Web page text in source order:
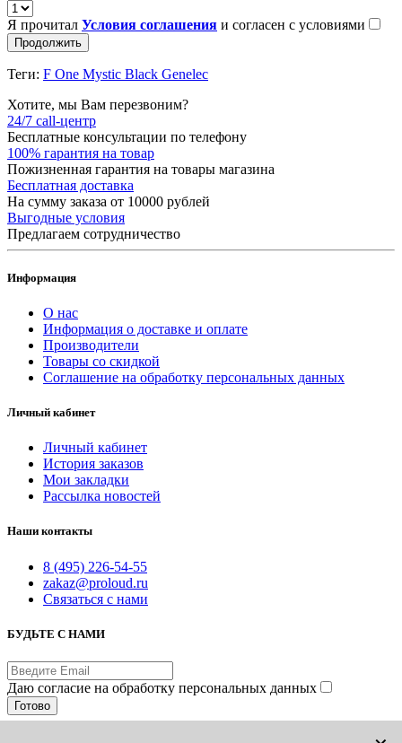
Я прочитал Условия соглашения и согласен с условиями
Продолжить
Теги: F One Mystic Black Genelec
Хотите, мы Вам перезвоним?
24/7 call-центр
Бесплатные консультации по телефону
100% гарантия на товар
Пожизненная гарантия на товары магазина
Бесплатная доставка
На сумму заказа от 10000 рублей
Выгодные условия
Предлагаем сотрудничество
Информация
О нас
Информация о доставке и оплате
Производители
Товары со скидкой
Соглашение на обработку персональных данных
Личный кабинет
Личный кабинет
История заказов
Мои закладки
Рассылка новостей
Наши контакты
8 (495) 226-54-55
zakaz@proloud.ru
Связаться с нами
БУДЬТЕ С НАМИ
Даю согласие на обработку персональных данных
Готово